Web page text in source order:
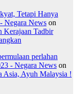
Tetapi Hanya
Negara News on
Kerajaan Tadbir
perlahan
- Negara News on
Asia, Ayuh Malaysia !